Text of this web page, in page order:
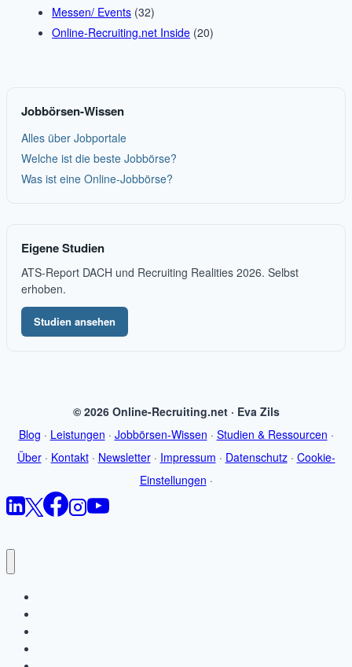
Messen/ Events (32)
Online-Recruiting.net Inside (20)
Jobbörsen-Wissen
Alles über Jobportale
Welche ist die beste Jobbörse?
Was ist eine Online-Jobbörse?
Eigene Studien
ATS-Report DACH und Recruiting Realities 2026. Selbst
erhoben.
Studien ansehen
© 2026 Online-Recruiting.net · Eva Zils
Blog · Leistungen · Jobbörsen-Wissen · Studien & Ressourcen ·
Über· Kontakt· Newsletter· Impressum · Datenschutz· Cookie-
Einstellungen ·